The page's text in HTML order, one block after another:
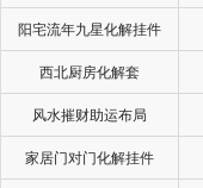
最后，不忘在祭
灶王爷已升天，家
神像的时间有讲究
右，且不可随意丢
阳宅流年九星化解挂件
西北厨房化解套
风水摧财助运布局
家居门对门化解挂件